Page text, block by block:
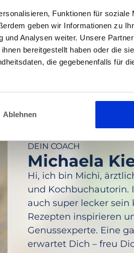
Funktionen für soziale
geben wir Informationen zu
Analysen weiter. Unsere
bereitgestellt haben oder die
die gegebenenfalls für
Ablehnen
DEIN COACH
Michaela
Hi, ich bin Michi,
und Kochbuchautorin.
auch super lecker sein
Rezepten inspirieren
Genussexperte. Eine
erwartet Dich – freu